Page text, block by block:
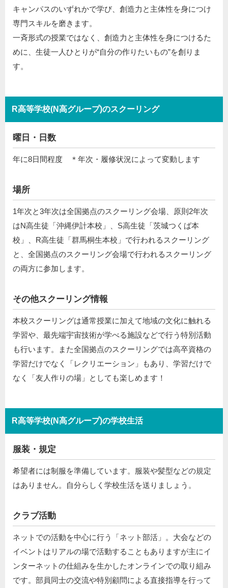
キャンパスのいずれかで学び、創造力と主体性を身につけ
専門スキルを磨きます。
一斉形式の授業ではなく、創造力と主体性を身につけるた
めに、生徒一人ひとりが“自分の作りたいもの”を創りま
す。
R高等学校(N高グループ)のスクーリング
曜日・日数
年に8日間程度 ＊年次・履修状況によって変動します
場所
1年次と3年次は全国拠点のスクーリング会場、原則2年次
はN高生徒「沖縄伊計本校」、S高生徒「茨城つくば本
校」、R高生徒「群馬桐生本校」で行われるスクーリング
と、全国拠点のスクーリング会場で⾏われるスクーリング
の両⽅に参加します。
その他スクーリング情報
本校スクーリングは通常授業に加えて地域の文化に触れる
学習や、最先端宇宙技術が学べる施設などで行う特別活動
も行います。また全国拠点のスクーリングでは高卒資格の
学習だけでなく「レクリエーション」もあり、学習だけで
なく「友人作りの場」としても楽しめます！
R高等学校(N高グループ)の学校生活
服装・規定
希望者には制服を準備しています。服装や髪型などの規定
はありません。自分らしく学校生活を送りましょう。
クラブ活動
ネットでの活動を中心に行う「ネット部活」。大会などの
イベントはリアルの場で活動することもありますが主にイ
ンターネットの仕組みを生かしたオンラインでの取り組み
です。部員同士の交流や特別顧問による直接指導を行って